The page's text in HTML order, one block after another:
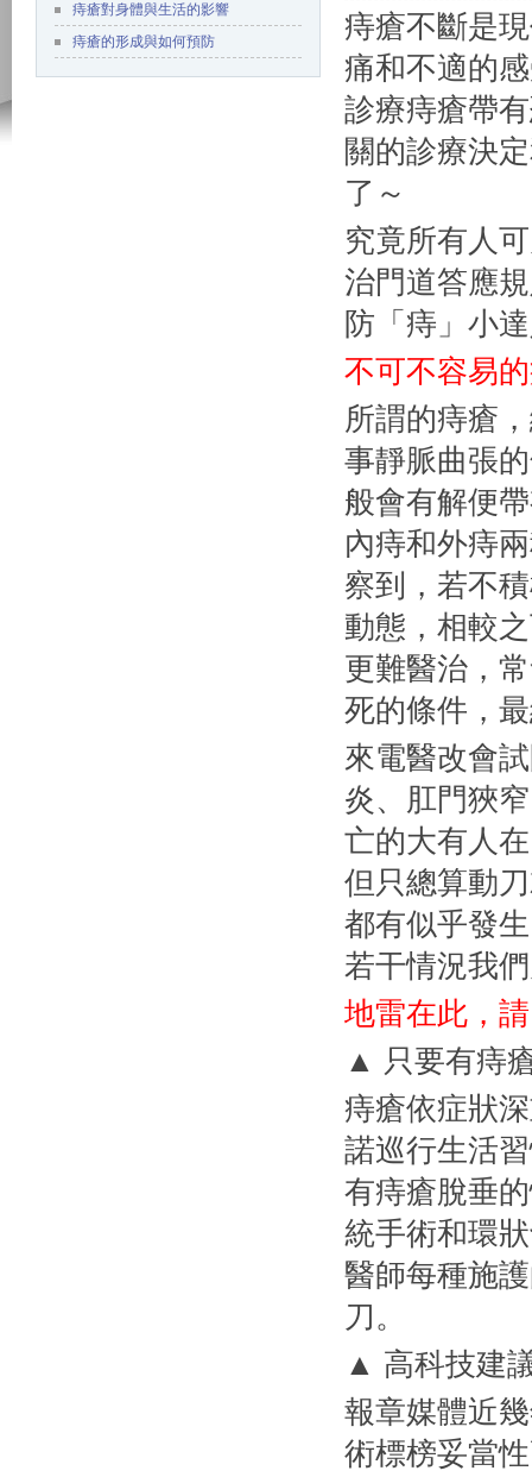
痔瘡對身體與生活的影響
痔瘡的形成與如何預防
痔瘡不斷是
痛和不適的
診療痔瘡帶
關的診療決
了～
究竟所有人
治門道答應
防「痔」小
不可不容易
所謂的痔瘡
事靜脈曲張
般會有解便
內痔和外痔
察到，若不
動態，相較
更難醫治，
死的條件，
來電醫改會
炎、肛門狹
亡的大有人
但只總算動
都有似乎發
若干情況我
地雷在此，
▲ 只要有痔
痔瘡依症狀
諾巡行生活
有痔瘡脫垂
統手術和環
醫師每種施
刀。
▲ 高科技建
報章媒體近
術標榜妥當